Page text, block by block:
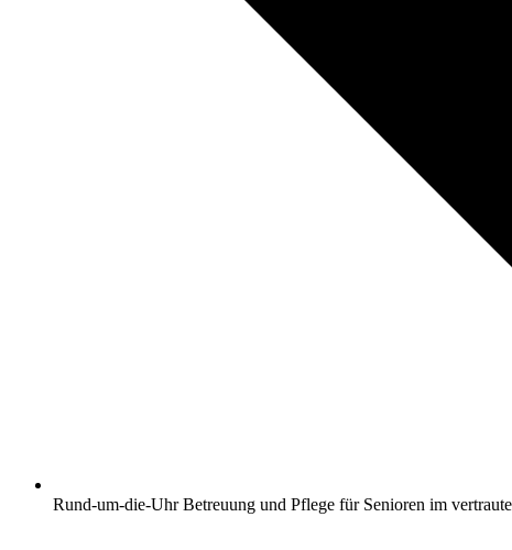
Rund-um-die-Uhr Betreuung und Pflege für Senioren im